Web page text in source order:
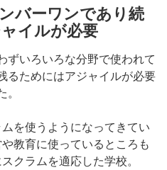
バーワンであり続
イルが必要
ずいろいろな分野で使われて
るためにはアジャイルが必要
。
を使うようになってきてい
教育に使っているところも
クラムを適応した学校。